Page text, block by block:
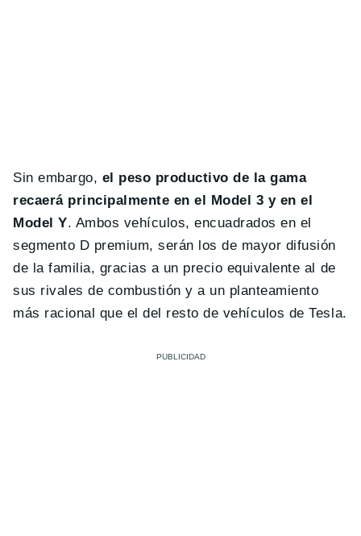
Sin embargo, el peso productivo de la gama
recaerá principalmente en el Model 3 y en el
Model Y. Ambos vehículos, encuadrados en el
segmento D premium, serán los de mayor difusión
de la familia, gracias a un precio equivalente al de
sus rivales de combustión y a un planteamiento
más racional que el del resto de vehículos de Tesla.